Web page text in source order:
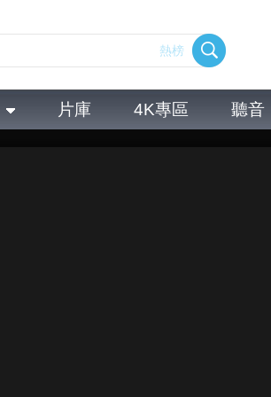
熱榜
片庫 4K專區 聽音